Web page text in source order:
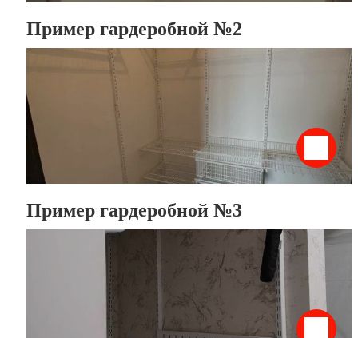
Пример гардеробной №2
Пример гардеробной №3